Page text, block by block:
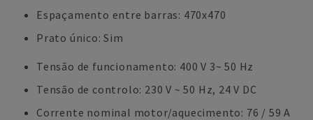
Espaçamento entre barras: 470x470
Prato único: Sim
Tensão de funcionamento: 400 V 3~ 50 Hz
Tensão de controlo: 230 V ~ 50 Hz, 24 V DC
Corrente nominal motor/aquecimento: 76 / 59 A